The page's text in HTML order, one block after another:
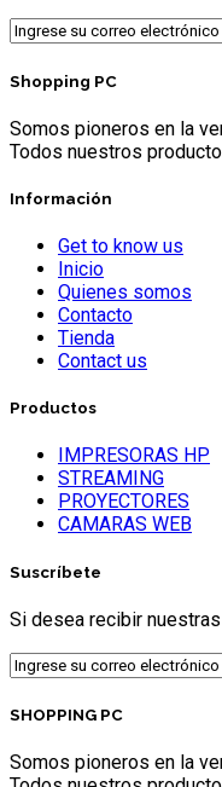
Shopping PC
Somos pioneros en la
Todos nuestros
Información
Get to know us
Inicio
Quienes somos
Contacto
Tienda
Contact us
Productos
IMPRESORAS HP
STREAMING
PROYECTORES
CAMARAS WEB
Suscríbete
Si desea recibir
SHOPPING PC
Somos pioneros en la